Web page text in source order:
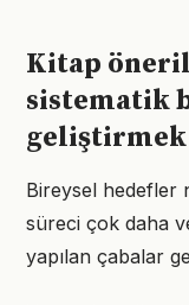
Kitap
sistematik
geliştirmek
Bireysel hedefler
süreci çok daha
yapılan çabalar